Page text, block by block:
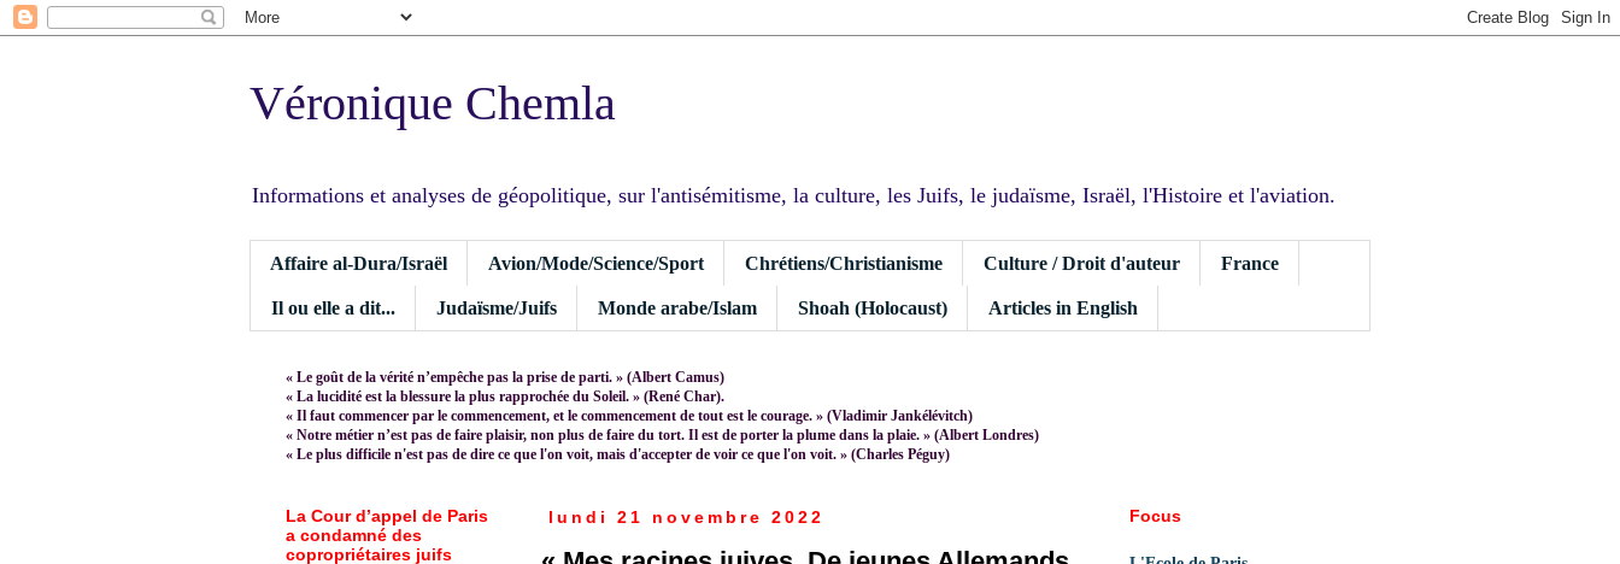
Véronique Chemla
Informations et analyses de géopolitique, sur l'antisémitisme, la culture, les Juifs, le judaïsme, Israël, l'Histoire et l'aviation.
Affaire al-Dura/Israël Avion/Mode/Science/Sport Chrétiens/Christianisme Culture / Droit d'auteur France
Il ou elle a dit... Judaïsme/Juifs Monde arabe/Islam Shoah (Holocaust) Articles in English
« Le goût de la vérité n’empêche pas la prise de parti. » (Albert Camus)
« La lucidité est la blessure la plus rapprochée du Soleil. » (René Char).
« Il faut commencer par le commencement, et le commencement de tout est le courage. » (Vladimir Jankélévitch)
« Notre métier n’est pas de faire plaisir, non plus de faire du tort. Il est de porter la plume dans la plaie. » (Albert Londres)
« Le plus difficile n'est pas de dire ce que l'on voit, mais d'accepter de voir ce que l'on voit. » (Charles Péguy)
lundi 21 novembre 2022
La Cour d’appel de Paris
a condamné des
copropriétaires juifs
Focus